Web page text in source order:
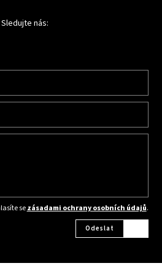
Sledujte nás:
sezásadami ochrany osobních údajů.
Odeslat